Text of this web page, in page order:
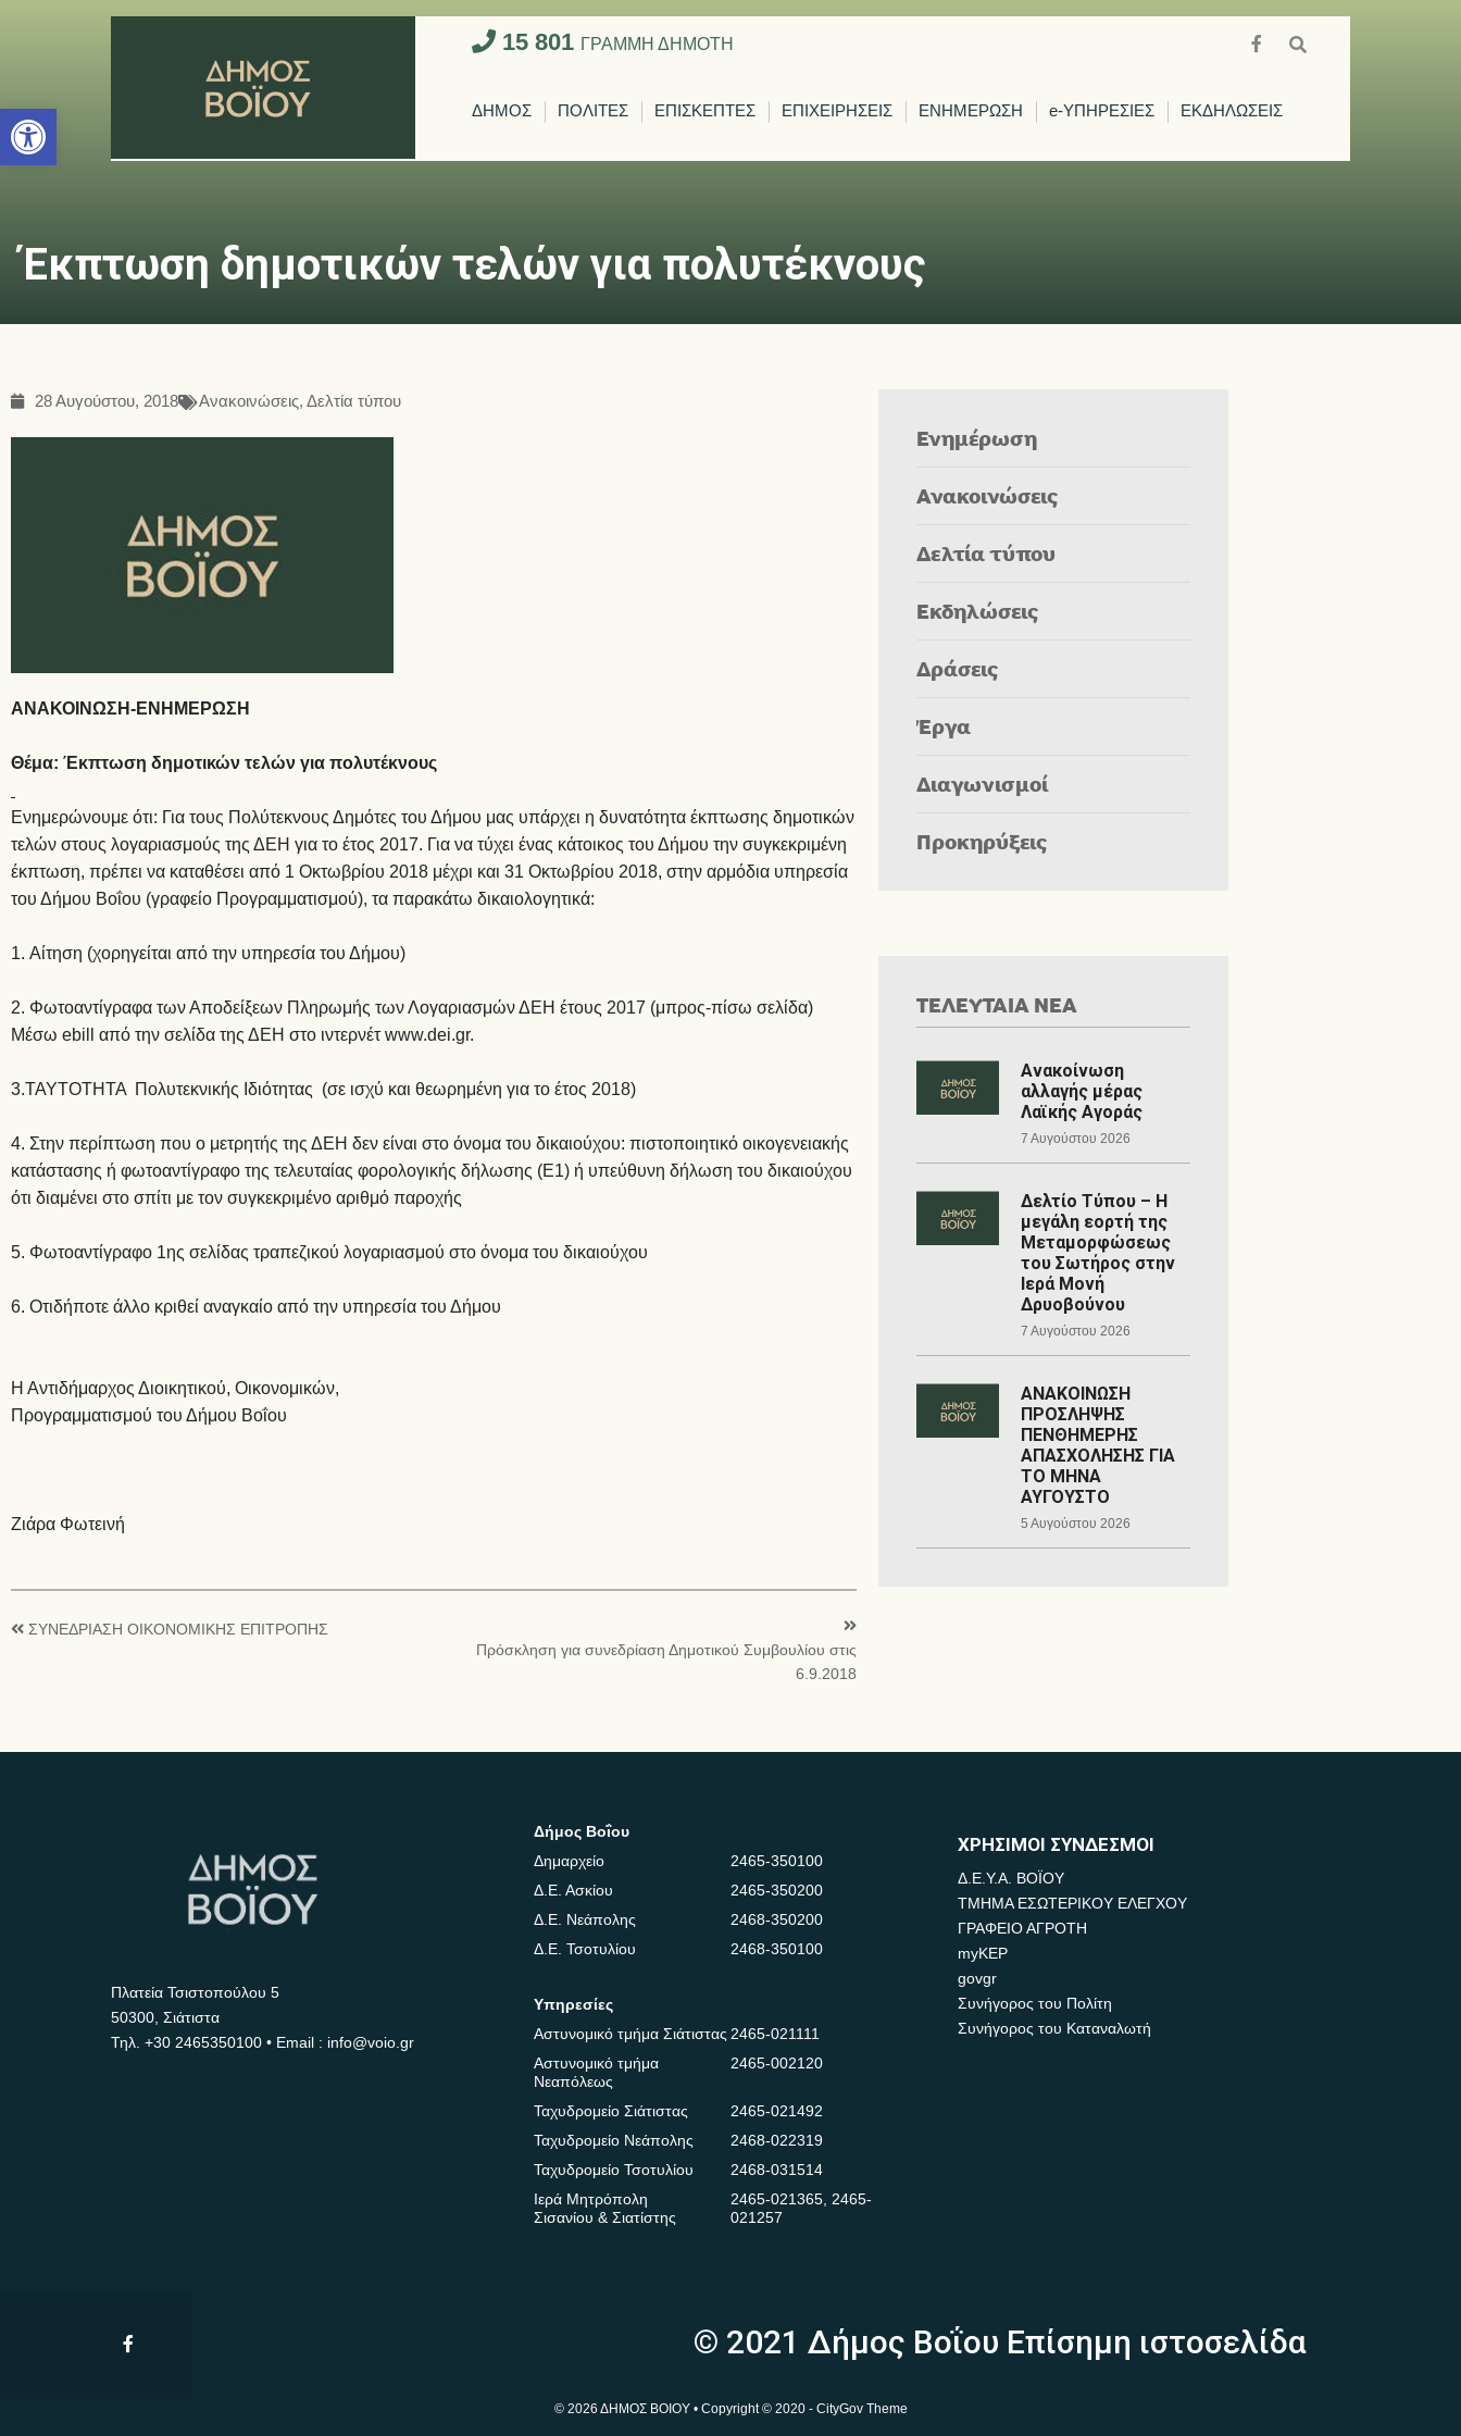
Ανοίξτε τη γραμμή εργαλείων
15 801 ΓΡΑΜΜΗ ΔΗΜΟΤΗ
ΔΗΜΟΣ ΠΟΛΙΤΕΣ ΕΠΙΣΚΕΠΤΕΣ ΕΠΙΧΕΙΡΗΣΕΙΣ ΕΝΗΜΕΡΩΣΗ e-ΥΠΗΡΕΣΙΕΣ ΕΚΔΗΛΩΣΕΙΣ
Έκπτωση δημοτικών τελών για πολυτέκνους
28 Αυγούστου, 2018 Ανακοινώσεις,Δελτία τύπου
ΑΝΑΚΟΙΝΩΣΗ-ΕΝΗΜΕΡΩΣΗ
Θέμα: Έκπτωση δημοτικών τελών για πολυτέκνους
Ενημερώνουμε ότι: Για τους Πολύτεκνους Δημότες του Δήμου μας υπάρχει η δυνατότητα έκπτωσης δημοτικών
τελών στους λογαριασμούς της ΔΕΗ για το έτος 2017. Για να τύχει ένας κάτοικος του Δήμου την συγκεκριμένη
έκπτωση, πρέπει να καταθέσει από 1 Οκτωβρίου 2018 μέχρι και 31 Οκτωβρίου 2018, στην αρμόδια υπηρεσία
του Δήμου Βοΐου (γραφείο Προγραμματισμού), τα παρακάτω δικαιολογητικά:
Αίτηση (χορηγείται από την υπηρεσία του Δήμου)
Φωτοαντίγραφα των Αποδείξεων Πληρωμής των Λογαριασμών ΔΕΗ έτους 2017 (μπρος-πίσω σελίδα)
Μέσω ebill από την σελίδα της ΔΕΗ στο ιντερνέτwww.dei.gr.
3.TAYTOTHTA Πολυτεκνικής Ιδιότητας (σε ισχύ και θεωρημένη για το έτος 2018)
Στην περίπτωση που ο μετρητής της ΔΕΗ δεν είναι στο όνομα του δικαιούχου: πιστοποιητικό οικογενειακής
κατάστασης ή φωτοαντίγραφο της τελευταίας φορολογικής δήλωσης (Ε1) ή υπεύθυνη δήλωση του δικαιούχου
ότι διαμένει στο σπίτι με τον συγκεκριμένο αριθμό παροχής
Φωτοαντίγραφο 1ης σελίδας τραπεζικού λογαριασμού στο όνομα του δικαιούχου
Οτιδήποτε άλλο κριθεί αναγκαίο από την υπηρεσία του Δήμου
Η Αντιδήμαρχος Διοικητικού, Οικονομικών,
Προγραμματισμού του Δήμου Βοΐου
Ζιάρα Φωτεινή
ΣΥΝΕΔΡΙΑΣΗ ΟΙΚΟΝΟΜΙΚΗΣ ΕΠΙΤΡΟΠΗΣ
Πρόσκληση για συνεδρίαση Δημοτικού Συμβουλίου στις
6.9.2018
Ενημέρωση
Ανακοινώσεις
Δελτία τύπου
Εκδηλώσεις
Δράσεις
Έργα
Διαγωνισμοί
Προκηρύξεις
ΤΕΛΕΥΤΑΙΑ ΝΕΑ
Ανακοίνωση
αλλαγής μέρας
Λαϊκής Αγοράς
7 Αυγούστου 2026
Δελτίο Τύπου – Η
μεγάλη εορτή της
Μεταμορφώσεως
του Σωτήρος στην
Ιερά Μονή
Δρυοβούνου
7 Αυγούστου 2026
ΑΝΑΚΟΙΝΩΣΗ
ΠΡΟΣΛΗΨΗΣ
ΠΕΝΘΗΜΕΡΗΣ
ΑΠΑΣΧΟΛΗΣΗΣ ΓΙΑ
ΤΟ ΜΗΝΑ
ΑΥΓΟΥΣΤΟ
5 Αυγούστου 2026
Πλατεία Τσιστοπούλου 5
50300, Σιάτιστα
Τηλ. +30 2465350100 • Email : info@voio.gr
Δήμος Βοΐου
Δημαρχείο
2465-350100
Δ.Ε. Ασκίου
2465-350200
Δ.Ε. Νεάπολης
2468-350200
Δ.Ε. Τσοτυλίου
2468-350100
Υπηρεσίες
Αστυνομικό τμήμα Σιάτιστας2465-021111
Αστυνομικό τμήμα
Νεαπόλεως
2465-002120
Ταχυδρομείο Σιάτιστας
2465-021492
Ταχυδρομείο Νεάπολης
2468-022319
Ταχυδρομείο Τσοτυλίου
2468-031514
Ιερά Μητρόπολη
Σισανίου & Σιατίστης
2465-021365,2465-
021257
ΧΡΗΣΙΜΟΙ ΣΥΝΔΕΣΜΟΙ
Δ.Ε.Υ.Α. ΒΟΪΟΥ
ΤΜΗΜΑ ΕΣΩΤΕΡΙΚΟΥ ΕΛΕΓΧΟΥ
ΓΡΑΦΕΙΟ ΑΓΡΟΤΗ
myKEP
govgr
Συνήγορος του Πολίτη
Συνήγορος του Καταναλωτή
© 2021 Δήμος Βοΐου Επίσημη ιστοσελίδα
© 2026 ΔΗΜΟΣ ΒΟΙΟΥ • Copyright © 2020 - CityGov Theme